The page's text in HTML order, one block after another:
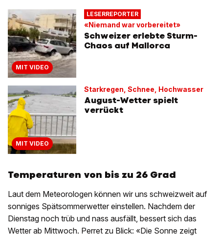
MIT VIDEO
LESERREPORTER
«Niemand war vorbereitet»
Schweizer erlebte Sturm-
Chaos auf Mallorca
MIT VIDEO
Starkregen, Schnee, Hochwasser
August-Wetter spielt
verrückt
Temperaturen von bis zu 26 Grad
Laut dem Meteorologen können wir uns schweizweit auf
sonniges Spätsommerwetter einstellen. Nachdem der
Dienstag noch trüb und nass ausfällt, bessert sich das
Wetter ab Mittwoch. Perret zu Blick: «Die Sonne zeigt